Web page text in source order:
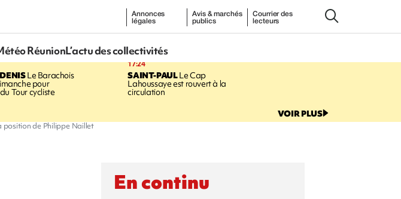
Annonces
légales
Avis & marchés
publics
Courrier des
lecteurs
RéunionL’actu des collectivités
Le Barachois
pour
Tour cycliste
17:24
SAINT-PAULLe Cap
Lahoussaye est rouvert à la
circulation
VOIR PLUS
position de Philippe Naillet
En continu